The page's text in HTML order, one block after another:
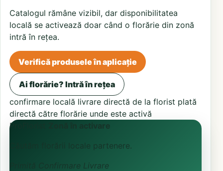
Catalogul rămâne vizibil, dar disponibilitatea
locală se activează doar când o florărie din zonă
intră în rețea.
Verifică produsele în aplicație
Ai florărie? Intră în rețea
confirmare locală livrare directă de la florist plată
directă către florărie unde este activă
ProFlorist
Zonă în activare
Căutăm florării locale partenere.
Confirmare Livrare